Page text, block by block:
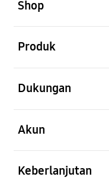
Shop
Produk
Dukungan
Akun
Keberlanjutan